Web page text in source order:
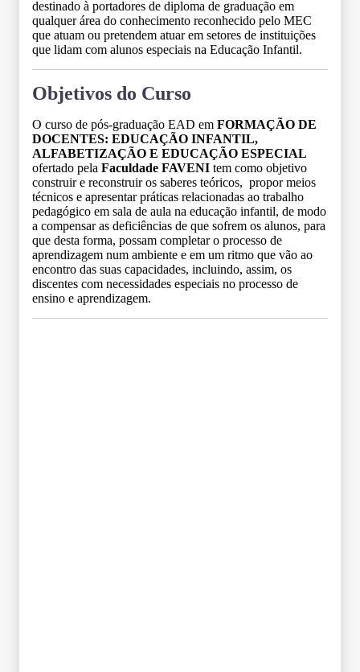
destinado à portadores de diploma de graduação em
qualquer área do conhecimento reconhecido pelo MEC
que atuam ou pretendem atuar em setores de instituições
que lidam com alunos especiais na Educação Infantil.
Objetivos do Curso
O curso de pós-graduação EAD em FORMAÇÃO DE
DOCENTES: EDUCAÇÃO INFANTIL,
ALFABETIZAÇÃO E EDUCAÇÃO ESPECIAL
ofertado pela Faculdade FAVENI tem como objetivo
construir e reconstruir os saberes teóricos, propor meios
técnicos e apresentar práticas relacionadas ao trabalho
pedagógico em sala de aula na educação infantil, de modo
a compensar as deficiências de que sofrem os alunos, para
que desta forma, possam completar o processo de
aprendizagem num ambiente e em um ritmo que vão ao
encontro das suas capacidades, incluindo, assim, os
discentes com necessidades especiais no processo de
ensino e aprendizagem.